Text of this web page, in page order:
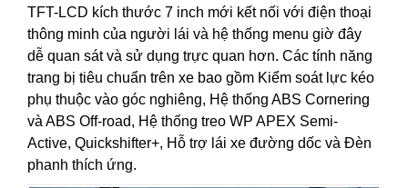
TFT-LCD kích thước 7 inch mới kết nối với điện thoại
thông minh của người lái và hệ thống menu giờ đây
dễ quan sát và sử dụng trực quan hơn. Các tính năng
trang bị tiêu chuẩn trên xe bao gồm Kiểm soát lực kéo
phụ thuộc vào góc nghiêng, Hệ thống ABS Cornering
và ABS Off-road, Hệ thống treo WP APEX Semi-
Active, Quickshifter+, Hỗ trợ lái xe đường dốc và Đèn
phanh thích ứng.